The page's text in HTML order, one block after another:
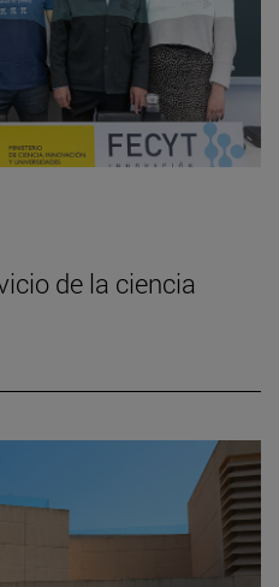
de la ciencia